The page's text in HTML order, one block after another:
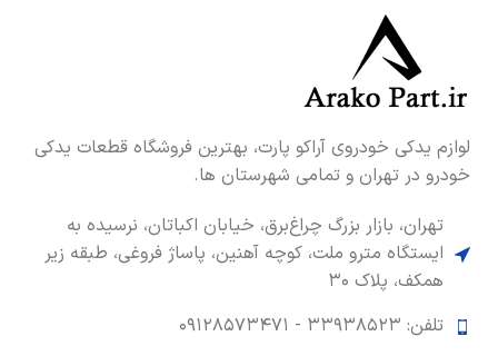
لوازم یدکی خودروی آراکو پارت، بهترین فروشگاه قطعات یدکی
خودرو در تهران و تمامی شهرستان ها.
تهران، بازار بزرگ چراغ‌برق، خیابان اکباتان، نرسیده به
ایستگاه مترو ملت، کوچه آهنین، پاساژ فروغی، طبقه زیر
همکف، پلاک ۳۰
تلفن: ۳۳۹۳۸۵۲۳ -
۰۹۱۲۸۵۷۳۴۷۱